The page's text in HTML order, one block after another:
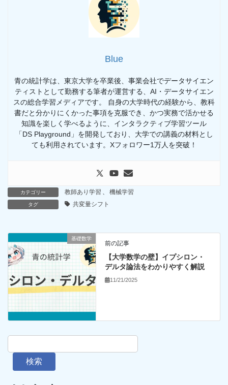
Blue
青の統計学は、東京大学を卒業後、事業会社でデータサイエン
ティストとして勤務する筆者が運営する、AI・データサイエン
スの総合学習メディアです。 自身の大学時代の経験から、教科
書だと分かりにくかった事項を克服でき、かつ実務で活かせる
知識を楽しく学べるように、インタラクティブ学習ツール
「DS Playground」を開発しており、大学での講義の材料とし
ても利用されています。Xフォロワー1万人を突破！
カテゴリー 教師あり学習 、 機械学習
タグ 共変量シフト
基礎数学
前の記事
【大学数学の壁】イプシロン・
デルタ論法をわかりやすく解説
11/21/2025
検索